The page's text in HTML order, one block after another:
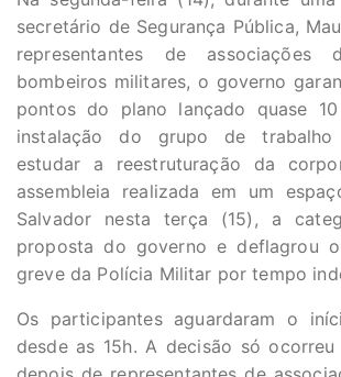
secretário de Segurança Pública,
representantes de
bombeiros militares, o governo
pontos do plano lançado quase
instalação do grupo de
estudar a reestruturação da
assembleia realizada em um
Salvador nesta terça (15), a
proposta do governo e deflagrou
greve da Polícia Militar por tempo
Os participantes aguardaram o
desde as 15h. A decisão só ocorreu